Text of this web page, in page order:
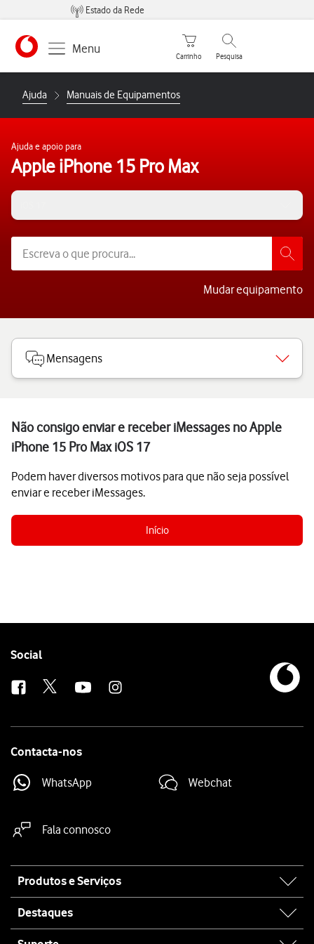
Estado da Rede
https://www.vodafone.pt
Menu
Carrinho de compras
Carrinho
Pesquisar
Pesquisa
Ajuda Manuais de Equipamentos
Ajuda e apoio para
Apple iPhone 15 Pro Max
Mudar equipamento
Mensagens
Não consigo enviar e receber iMessages no Apple
iPhone 15 Pro Max iOS 17
Podem haver diversos motivos para que não seja possível
enviar e receber iMessages.
Início
Follow
Social
Contacta-nos
WhatsApp Webchat
Fala connosco
map
Produtos e Serviços
Destaques